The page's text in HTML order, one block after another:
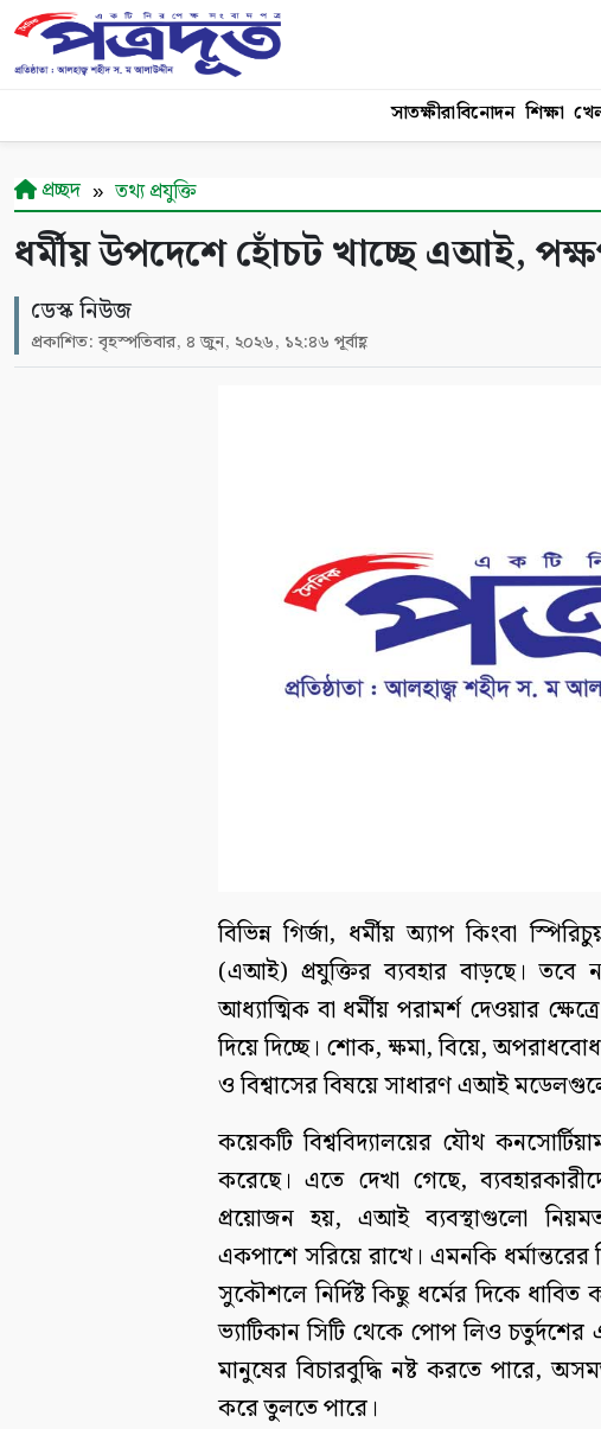
সাতক্ষীরাবিনোদন শিক্ষা
প্রচ্ছদ তথ্য প্রযুক্তি
ধর্মীয় উপদেশে হোঁচট খাচ্ছে এআই,
ডেস্ক নিউজ
প্রকাশিত: বৃহস্পতিবার, ৪ জুন, ২০২৬, ১২:৪৬ পূর্বাহ্ণ
বিভিন্ন গির্জা, ধর্মীয় অ্যাপ কিংবা
(এআই) প্রযুক্তির ব্যবহার বাড়ছে।
আধ্যাত্মিক বা ধর্মীয় পরামর্শ দেওয়ার
দিয়ে দিচ্ছে। শোক, ক্ষমা, বিয়ে,
ও বিশ্বাসের বিষয়ে সাধারণ এআই
কয়েকটি বিশ্ববিদ্যালয়ের যৌথ
করেছে। এতে দেখা গেছে,
প্রয়োজন হয়, এআই ব্যবস্থাগুলো
একপাশে সরিয়ে রাখে। এমনকি
সুকৌশলে নির্দিষ্ট কিছু ধর্মের দিকে
ভ্যাটিকান সিটি থেকে পোপ লিও
মানুষের বিচারবুদ্ধি নষ্ট করতে পারে,
করে তুলতে পারে।